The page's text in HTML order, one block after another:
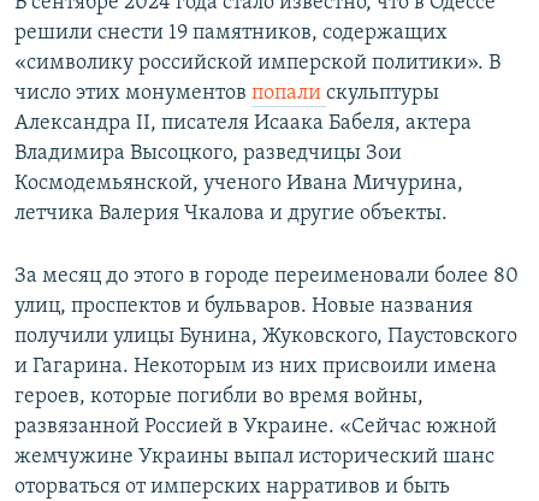
решили снести 19 памятников, содержащих
«символику российской имперской политики». В
число этих монументов попали скульптуры
Александра II, писателя Исаака Бабеля, актера
Владимира Высоцкого, разведчицы Зои
Космодемьянской, ученого Ивана Мичурина,
летчика Валерия Чкалова и другие объекты.
За месяц до этого в городе переименовали более 80
улиц, проспектов и бульваров. Новые названия
получили улицы Бунина, Жуковского, Паустовского
и Гагарина. Некоторым из них присвоили имена
героев, которые погибли во время войны,
развязанной Россией в Украине. «Сейчас южной
жемчужине Украины выпал исторический шанс
оторваться от имперских нарративов и быть